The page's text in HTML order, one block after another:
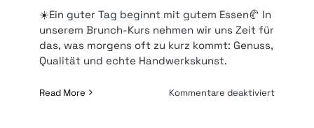
☀️Ein guter Tag beginnt mit gutem Essen🥐 In
unserem Brunch-Kurs nehmen wir uns Zeit für
das, was morgens oft zu kurz kommt: Genuss,
Qualität und echte Handwerkskunst.
Read More Kommentare deaktiviertfür